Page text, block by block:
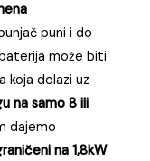
puni i do
može biti
koja dolazi uz
na samo 8 ili
dajemo
na 1,8kW